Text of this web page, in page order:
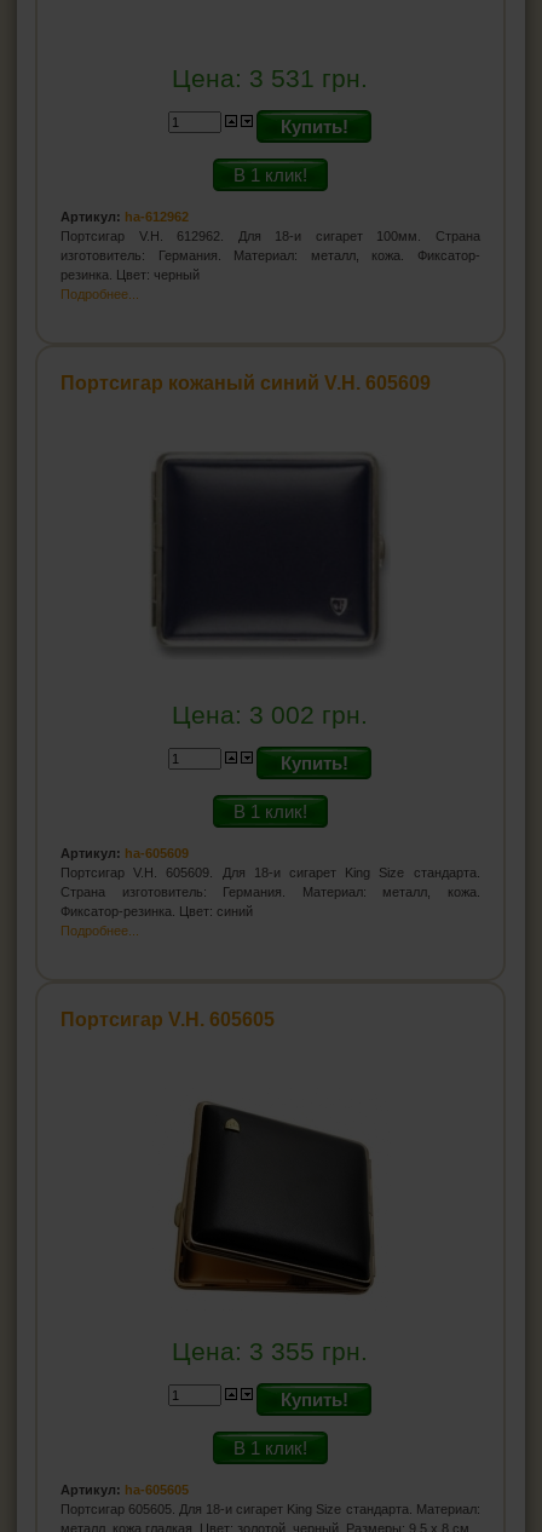
Цена: 3 531 грн.
Купить!
В 1 клик!
Артикул: ha-612962
Портсигар V.H. 612962. Для 18-и сигарет 100мм. Страна
изготовитель: Германия. Материал: металл, кожа. Фиксатор-
резинка. Цвет: черный
Подробнее...
Портсигар кожаный синий V.H. 605609
Цена: 3 002 грн.
Купить!
В 1 клик!
Артикул: ha-605609
Портсигар V.H. 605609. Для 18-и сигарет King Size стандарта.
Страна изготовитель: Германия. Материал: металл, кожа.
Фиксатор-резинка. Цвет: синий
Подробнее...
Портсигар V.H. 605605
Цена: 3 355 грн.
Купить!
В 1 клик!
Артикул: ha-605605
Портсигар 605605. Для 18-и сигарет King Size стандарта. Материал:
металл, кожа гладкая. Цвет: золотой, черный. Размеры: 9,5 x 8 см.